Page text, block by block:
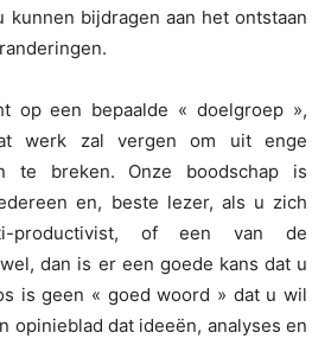
kunnen bijdragen aan het ontstaan
op een bepaalde « doelgroep »,
werk zal vergen om uit enge
te breken. Onze boodschap is
en, beste lezer, als u zich
productivist, of een van de
dan is er een goede kans dat u
is geen « goed woord » dat u wil
opinieblad dat ideeën, analyses en